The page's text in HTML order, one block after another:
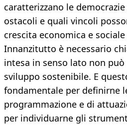
caratterizzano le
ostacoli e quali vincoli
crescita economica e
Innanzitutto è necessario
intesa in senso lato non
sviluppo sostenibile. E
fondamentale per definirne
programmazione e di
per individuarne gli